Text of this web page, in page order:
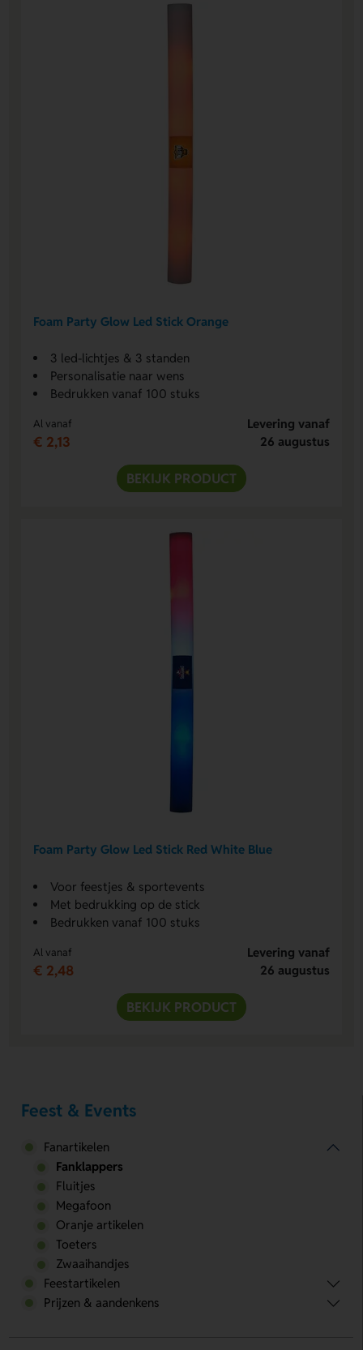
Foam Party Glow Led Stick Orange
3 led-lichtjes & 3 standen
Personalisatie naar wens
Bedrukken vanaf 100 stuks
Al vanaf
€ 2,13
Levering vanaf
26 augustus
BEKIJK PRODUCT
Foam Party Glow Led Stick Red White Blue
Voor feestjes & sportevents
Met bedrukking op de stick
Bedrukken vanaf 100 stuks
Al vanaf
€ 2,48
Levering vanaf
26 augustus
BEKIJK PRODUCT
Feest & Events
Fanartikelen
Fanklappers
Fluitjes
Megafoon
Oranje artikelen
Toeters
Zwaaihandjes
Feestartikelen
Prijzen & aandenkens